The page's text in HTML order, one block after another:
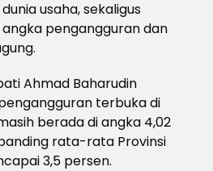
usaha, sekaligus
pengangguran dan
Ahmad Baharudin
terbuka di
berada di angka 4,02
rata-rata Provinsi
3,5 persen.